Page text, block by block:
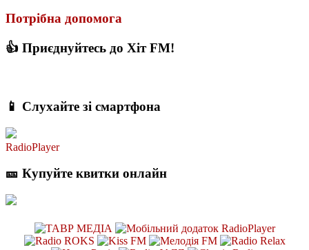
Потрібна допомога
👍 Приєднуйтесь до Хіт FM!
📱 Слухайте зі смартфона
RadioPlayer
🎫 Купуйте квитки онлайн